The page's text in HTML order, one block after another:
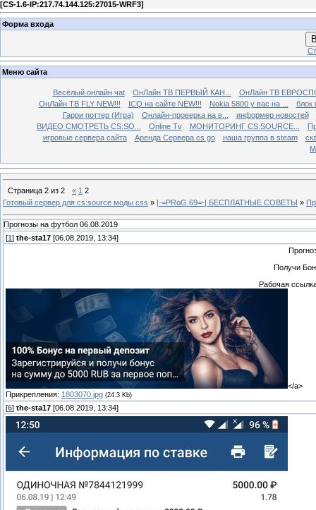
[CS-1.6-IP:217.74.144.125:27015-WRF3]
Форма входа
Меню сайта
Весёлый онлайн чаt ОнЛайн ТВ ПЕРВЫЙ КАН...
ОнЛайн ТВ
ОнЛайн ТВ FLY NEW!!!
ICQ на сайте NEW!!! Nokia 5800 у вас на ...
блок
Гарри поттер (Игра)
Онлайн-проверка на в...
информер новостей
ВИДЕО СМОТРЕТЬ CS:SO...
Online Tv МОНИТОРИНГ CS:SOURCE...
игровые сервера сайта
Аренда Сервера cs go наша группа в steam
Страница 2 из 2 « 1 2
Готовый сервер для cs:source моды css » |-=PRoG.69=-| БЕСПЛАТНЫЕ СОВЕТЫ »
Прогнозы на футбол 06.08.2019
[1 ] the-sta17 [06.08.2019, 13:34]
Получи
Рабочая
</a>
Прикрепления: 1803070.jpg (24.3 Kb)
[6] the-sta17 [06.08.2019, 13:34]